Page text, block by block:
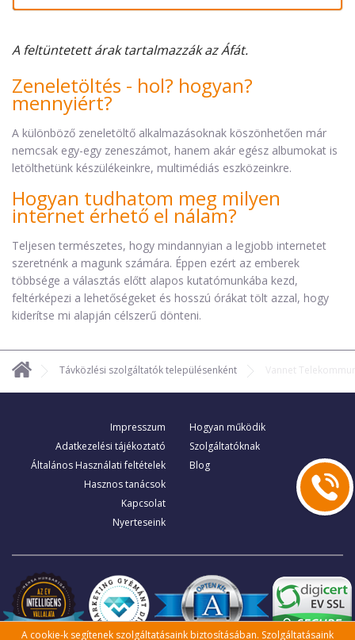
A feltüntetett árak tartalmazzák az Áfát.
Zeneletöltés - hol? hogyan?
mennyiért?
A különböző zeneletöltő alkalmazásoknak köszönhetően már
nemcsak egy-egy zeneszámot, hanem akár egész albumokat is
letölthetünk készülékeinkre, multimédiás eszközeinkre.
Hogyan tudhatom meg milyen
internet érhető el nálam?
Teljesen természetes, hogy mindannyian a legjobb internetet
szeretnénk a magunk számára. Éppen ezért az emberek
többsége a választás előtt alapos kutatómunkába kezd,
feltérképezi a lehetőségeket és hosszú órákat tölt azzal, hogy
kiderítse mi alapján célszerű dönteni.
Távközlési szolgáltatók településenként Vannet
Impresszum
Adatkezelési tájékoztató
Általános Használati feltételek
Hasznos tanácsok
Kapcsolat
Nyerteseink
Hogyan működik
Szolgáltatóknak
Blog
A cookie-k segítenek szolgáltatásaink biztosításában. Szolgáltatásaink